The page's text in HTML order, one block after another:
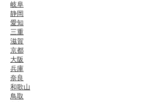
岐阜
静岡
愛知
三重
滋賀
京都
大阪
兵庫
奈良
和歌山
鳥取